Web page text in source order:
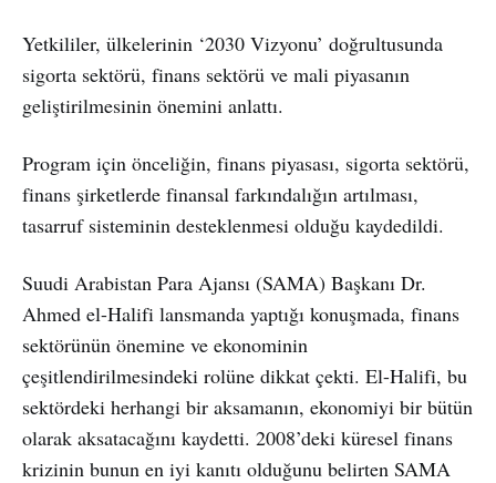
Yetkililer, ülkelerinin ‘2030 Vizyonu’ doğrultusunda
sigorta sektörü, finans sektörü ve mali piyasanın
geliştirilmesinin önemini anlattı.
Program için önceliğin, finans piyasası, sigorta sektörü,
finans şirketlerde finansal farkındalığın artılması,
tasarruf sisteminin desteklenmesi olduğu kaydedildi.
Suudi Arabistan Para Ajansı (SAMA) Başkanı Dr.
Ahmed el-Halifi lansmanda yaptığı konuşmada, finans
sektörünün önemine ve ekonominin
çeşitlendirilmesindeki rolüne dikkat çekti. El-Halifi, bu
sektördeki herhangi bir aksamanın, ekonomiyi bir bütün
olarak aksatacağını kaydetti. 2008’deki küresel finans
krizinin bunun en iyi kanıtı olduğunu belirten SAMA